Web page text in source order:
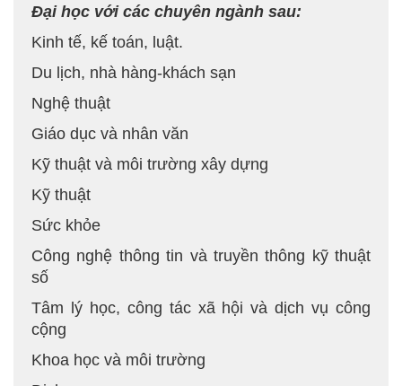
Đại học với các chuyên ngành sau:
Kinh tế, kế toán, luật.
Du lịch, nhà hàng-khách sạn
Nghệ thuật
Giáo dục và nhân văn
Kỹ thuật và môi trường xây dựng
Kỹ thuật
Sức khỏe
Công nghệ thông tin và truyền thông kỹ thuật
số
Tâm lý học, công tác xã hội và dịch vụ công
cộng
Khoa học và môi trường